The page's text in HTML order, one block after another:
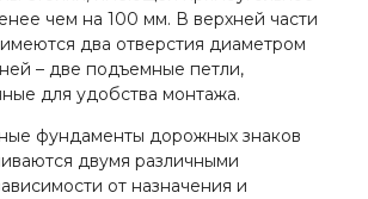
чем на 100 мм. В верхней части
два отверстия диаметром
– две подъемные петли,
для удобства монтажа.
фундаменты дорожных знаков
двумя различными
от назначения и